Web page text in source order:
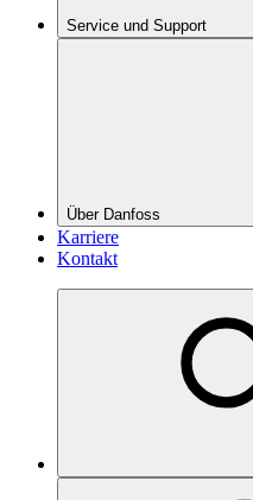
Service und Support
Über Danfoss
Karriere
Kontakt